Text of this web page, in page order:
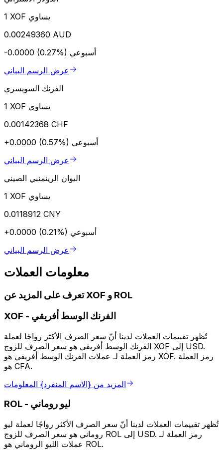
1 XOF يساوي
0.00249360 AUD
-0.0000 (0.27%) أسبوعي
عرض الرسم البياني
الفرنك السويسري
1 XOF يساوي
0.00142368 CHF
+0.0000 (0.57%) أسبوعي
عرض الرسم البياني
اليوان الرينمنبي الصيني
1 XOF يساوي
0.0118912 CNY
+0.0000 (0.21%) أسبوعي
عرض الرسم البياني
معلومات العملات
تعرف على المزيد عن XOF و ROL
XOF - الفرنك الوسط أفريقي
تُظهر تقييمات العملات لدينا أنّ سعر الصرف الأكثر رواجًا لعملة
الفرنك الوسط أفريقي هو سعر الصرف للزوج XOF إلى USD.
رمز العملة لـ عملات الفرنك الوسط أفريقي هو XOF. رمز العملة
هو CFA.
المزيد من {الاسم المنفرد} المعلومات
ROL - ليو روماني
تُظهر تقييمات العملات لدينا أنّ سعر الصرف الأكثر رواجًا لعملة ليو
روماني هو سعر الصرف للزوج ROL إلى USD. رمز العملة لـ
عملات الليو الروماني هو ROL.